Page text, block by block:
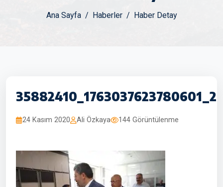
Ana Sayfa Haberler Haber Detay
24 Kasım 2020 Ali Özkaya 144 Görüntülenme